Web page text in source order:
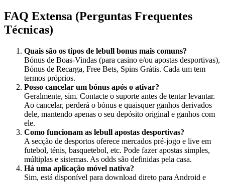
FAQ Extensa (Perguntas Frequentes
Técnicas)
Quais são os tipos de lebull bonus mais comuns?
Bónus de Boas-Vindas (para casino e/ou apostas desportivas),
Bónus de Recarga, Free Bets, Spins Grátis. Cada um tem
termos próprios.
Posso cancelar um bónus após o ativar?
Geralmente, sim. Contacte o suporte antes de tentar levantar.
Ao cancelar, perderá o bónus e quaisquer ganhos derivados
dele, mantendo apenas o seu depósito original e ganhos com
ele.
Como funcionam as lebull apostas desportivas?
A secção de desportos oferece mercados pré-jogo e live em
futebol, ténis, basquetebol, etc. Pode fazer apostas simples,
múltiplas e sistemas. As odds são definidas pela casa.
Há uma aplicação móvel nativa?
Sim, está disponível para download direto para Android e